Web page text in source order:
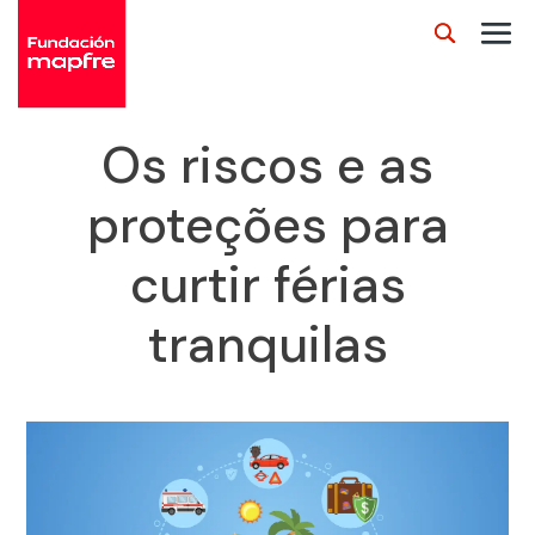
Os riscos e as
proteções para
curtir férias
tranquilas